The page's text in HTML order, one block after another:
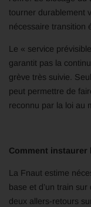
tourner durablement
nécessaire transition
Le « service
garantit pas la
grève très suivie.
peut permettre de
reconnu par la loi au
Comment instaurer
La Fnaut estime
base et d’un train
deux allers-retours